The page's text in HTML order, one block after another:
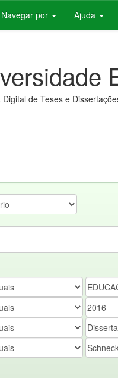
Navegar por Ajuda
Digital de Teses e